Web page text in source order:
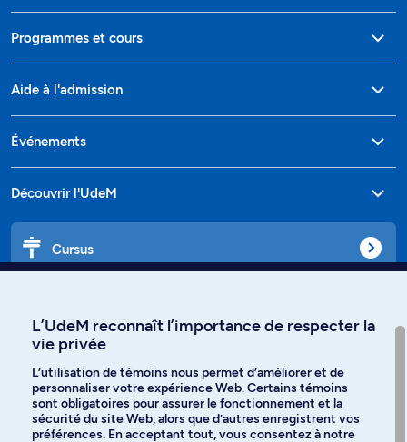
Programmes et cours
Aide à l'admission
Événements
Découvrir l'UdeM
Cursus
Langues
L’UdeM reconnaît l’importance de respecter la
vie privée
L’utilisation de témoins nous permet d’améliorer et de
personnaliser votre expérience Web. Certains témoins
sont obligatoires pour assurer le fonctionnement et la
sécurité du site Web, alors que d’autres enregistrent vos
préférences. En acceptant tout, vous consentez à notre